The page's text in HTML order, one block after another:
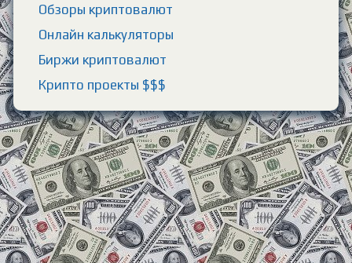
Обзоры криптовалют
Онлайн калькуляторы
Биржи криптовалют
Крипто проекты $$$